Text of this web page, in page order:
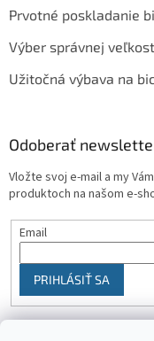
Prvotné poskladanie
Výber správnej
Užitočná výbava na
Odoberať
Vložte svoj e-mail a my
produktoch na našom e-
Email
PRIHLÁSIŤ SA